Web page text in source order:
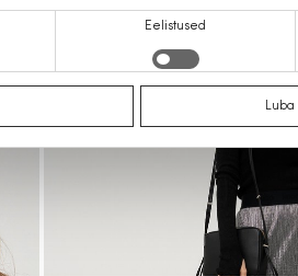
Eelistused